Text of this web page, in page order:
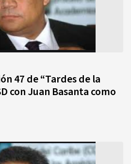
47 de “Tardes de la
con Juan Basanta como